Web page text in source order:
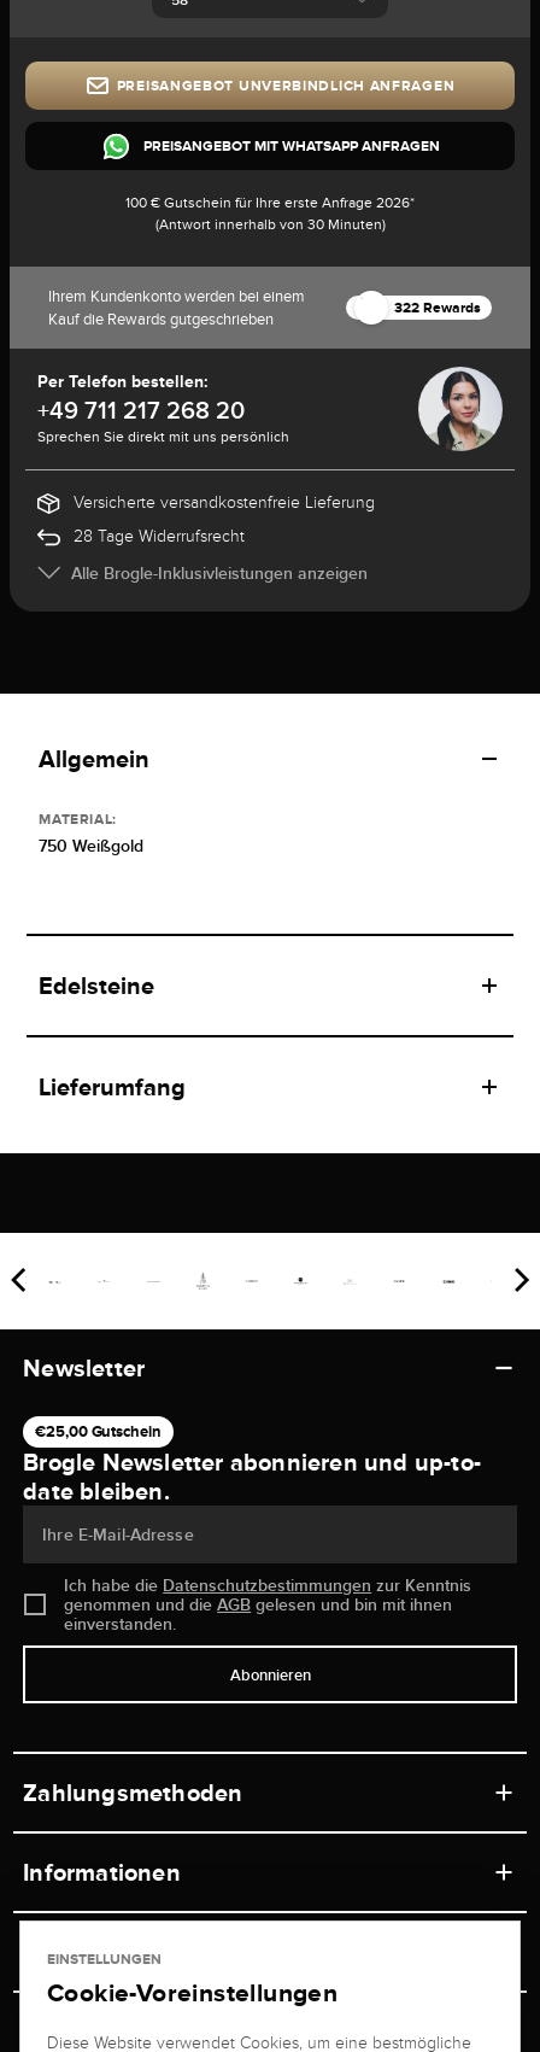
PREISANGEBOT UNVERBINDLICH ANFRAGEN
PREISANGEBOT MIT WHATSAPP ANFRAGEN
100 € Gutschein für Ihre erste Anfrage 2026*
(Antwort innerhalb von 30 Minuten)
Ihrem Kundenkonto werden bei einem
Kauf die Rewards gutgeschrieben
322 Rewards
Per Telefon bestellen:
+49 711 217 268 20
Sprechen Sie direkt mit uns persönlich
Versicherte versandkostenfreie Lieferung
28 Tage Widerrufsrecht
Alle Brogle-Inklusivleistungen anzeigen
Allgemein
MATERIAL:
750 Weißgold
Edelsteine
Lieferumfang
Newsletter
€25,00 Gutschein
Brogle Newsletter abonnieren und up-to-
date bleiben.
Ihre E-Mail-Adresse
Ich habe die Datenschutzbestimmungen zur Kenntnis
genommen und dieAGB gelesen und bin mit ihnen
einverstanden.
Abonnieren
Zahlungsmethoden
Informationen
Ladengeschäft
Versand & Zahlung
Service
Juwelier Brogle
EINSTELLUNGEN
Cookie-Voreinstellungen
Diese Website verwendet Cookies, um eine bestmögliche